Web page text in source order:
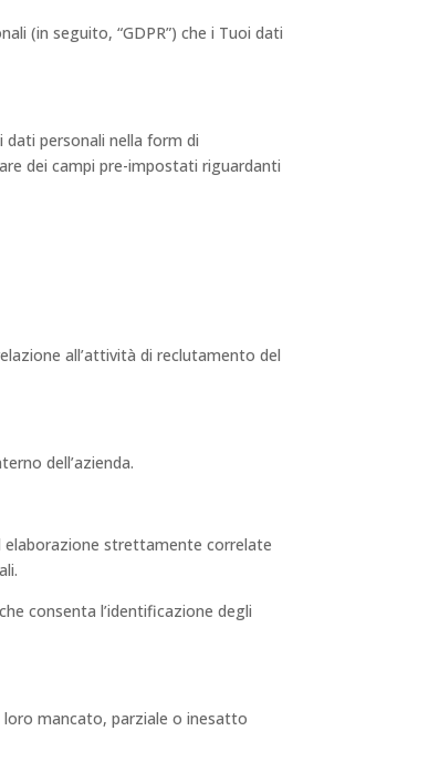
(in seguito, “GDPR”) che i Tuoi dati
personali nella form di
dei campi pre-impostati riguardanti
all’attività di reclutamento del
dell’azienda.
strettamente correlate
consenta l’identificazione degli
mancato, parziale o inesatto